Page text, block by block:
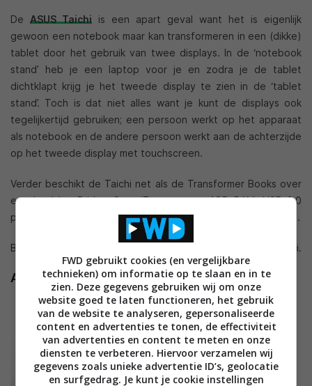
De ASUS Taichi is een apart geval want het is eigenlijk
gewoon een notebook maar kan transformeren in een (dikke)
tablet door het gebruik van twee displays. In de ‘notebook
stand’ heb je een laptop voor je en zodra je de tablet
dichtklapt krijg je het tweede display te zien in de ‘tablet
stand’. Toch is dat niet alles want je kunt de displays ook
tegelijkertijd gebruiken; een persoon werkt op het apparaat
als notebook en de andere persoon werkt aan de achterzijde
op het tweede display met touchscreen.
Verder beschikt de Taichi net als de Transformer Books over
een Intel Ivy Bridge Core i7 processor, 4GB RAM, USB 3.0
poorten, twee camera’s en Windows 8 als besturingssysteem.
Bekijk een video en meer informatie over de ASUS Taichi.
ASUS Transformer AiO
FWD gebruikt cookies (en vergelijkbare
technieken) om informatie op te slaan en in te
zien. Deze gegevens gebruiken wij om onze
website goed te laten functioneren, het gebruik
van de website te analyseren, gepersonaliseerde
content en advertenties te tonen, de effectiviteit
van advertenties en content te meten en onze
diensten te verbeteren. Hiervoor verzamelen wij
gegevens zoals unieke advertentie ID’s, geolocatie
en surfgedrag. Je kunt je cookie instellingen